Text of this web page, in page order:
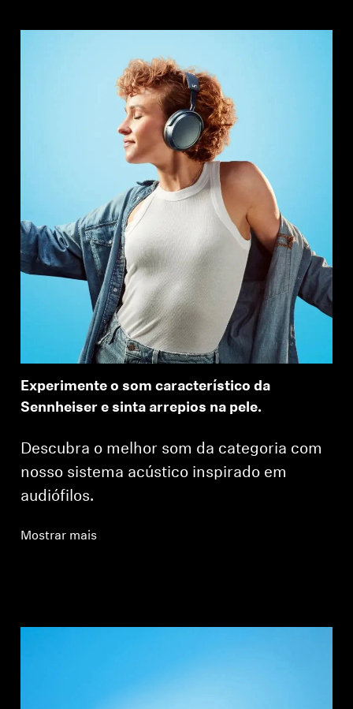
Experimente o som característico da
Sennheiser e sinta arrepios na pele.
Descubra o melhor som da categoria com
nosso sistema acústico inspirado em
audiófilos.
Mostrar mais